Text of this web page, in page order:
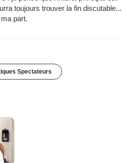
toujours trouver la fin discutable...
part.
Spectateurs